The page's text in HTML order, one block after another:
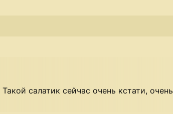
салатик сейчас очень кстати, очень